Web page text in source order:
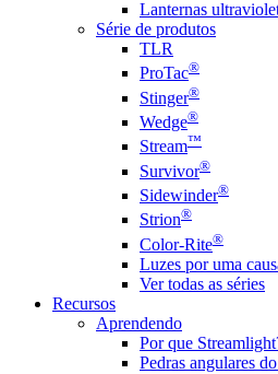
Lanternas
Série de produtos
TLR
ProTac®
Stinger®
Wedge®
Stream™
Survivor®
Sidewinder®
Strion®
Color-Rite®
Luzes por uma
Ver todas as séries
Recursos
Aprendendo
Por que
Pedras angulares